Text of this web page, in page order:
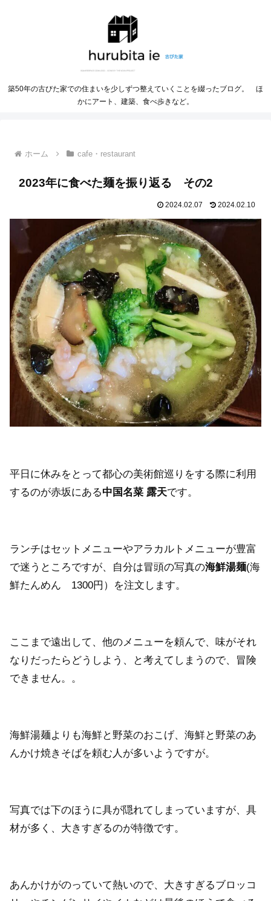
築50年の古びた家での住まいを少しずつ整えていくことを綴ったブログ。 ほ
かにアート、建築、食べ歩きなど。
ホーム cafe・restaurant
2023年に食べた麺を振り返る その2
2024.02.07 2024.02.10
平日に休みをとって都心の美術館巡りをする際に利用
するのが赤坂にある中国名菜 露天です。
ランチはセットメニューやアラカルトメニューが豊富
で迷うところですが、自分は冒頭の写真の海鮮湯麺(海
鮮たんめん 1300円）を注文します。
ここまで遠出して、他のメニューを頼んで、味がそれ
なりだったらどうしよう、と考えてしまうので、冒険
できません。。
海鮮湯麺よりも海鮮と野菜のおこげ、海鮮と野菜のあ
んかけ焼きそばを頼む人が多いようですが。
写真では下のほうに具が隠れてしまっていますが、具
材が多く、大きすぎるのが特徴です。
あんかけがのっていて熱いので、大きすぎるブロッコ